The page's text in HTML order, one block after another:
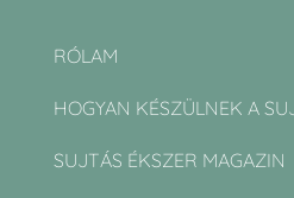
RÓLAM
HOGYAN KÉSZÜLNEK A
SUJTÁS ÉKSZER MAGAZIN